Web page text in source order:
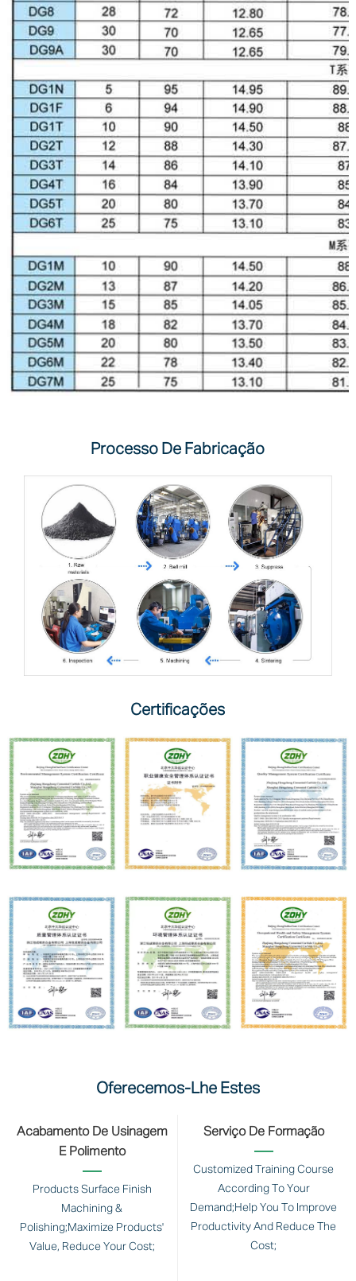
Processo De Fabricação
Certificações
Oferecemos-Lhe Estes
Acabamento De Usinagem
E Polimento
Products Surface Finish
Machining &
Polishing;Maximize Products'
Value, Reduce Your Cost;
Serviço De Formação
Customized Training Course
According To Your
Demand;Help You To Improve
Productivity And Reduce The
Cost;